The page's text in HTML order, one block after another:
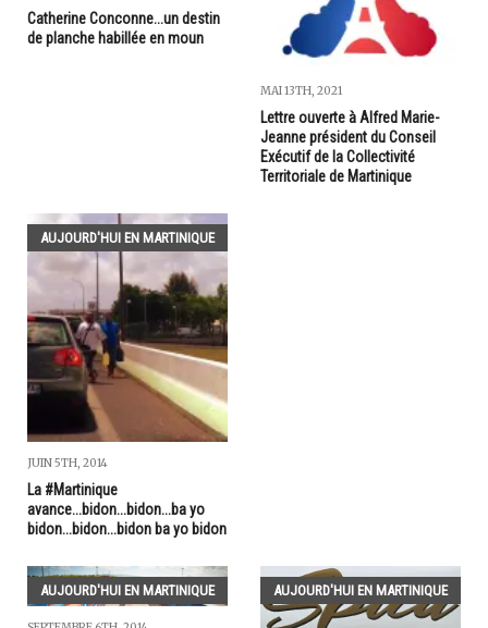
Catherine Conconne...un destin
de planche habillée en moun
MAI 13TH, 2021
Lettre ouverte à Alfred Marie-
Jeanne président du Conseil
Exécutif de la Collectivité
Territoriale de Martinique
AUJOURD'HUI EN MARTINIQUE
JUIN 5TH, 2014
La #Martinique
avance...bidon...bidon...ba yo
bidon...bidon...bidon ba yo bidon
AUJOURD'HUI EN MARTINIQUE AUJOURD'HUI EN MARTINIQUE